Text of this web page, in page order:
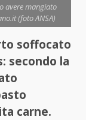
avere mangiato
(foto ANSA)
soffocato
secondo la
carne.